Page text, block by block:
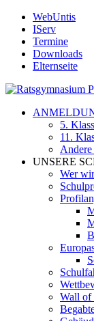
Zum
Inhalt
springen
WebUntis
IServ
Termine
Downloads
Elternseite
5.
11.
Andere
UNSERE
Wer
Wall of